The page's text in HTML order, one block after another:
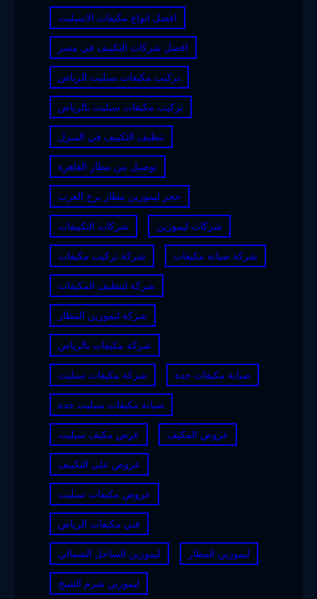
افضل انواع مكيفات الاسبليت
افضل شركات التكييف في مصر
تركيب مكيفات سبليت الرياض
تركيب مكيفات سبليت بالرياض
تنظيف التكييف في المنزل
توصيل من مطار القاهرة
حجز ليموزين مطار برج العرب
شركات التكييفات شركات ليموزين
شركة تركيب مكيفات شركة صيانة مكيفات
شركة لتنظيف المكيفات
شركة ليموزين المطار
شركة مكيفات بالرياض
شركة مكيفات سبليت صيانة مكيفات جدة
صيانة مكيفات سبليت جدة
عرض مكيف سبليت عروض المكيف
عروض على التكييف
عروض مكيفات سبليت
فني مكيفات الرياض
ليموزين الساحل الشمالي ليموزين المطار
ليموزين شرم الشيخ